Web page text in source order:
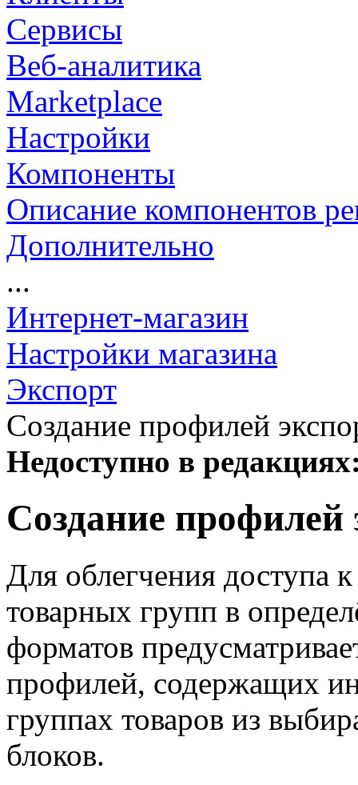
Сервисы
Веб-аналитика
Marketplace
Настройки
Компоненты
Описание компонентов
Дополнительно
...
Интернет-магазин
Настройки магазина
Экспорт
Создание профилей
Недоступно в
Создание профилей
Для облегчения доступа
товарных групп в
форматов
профилей, содержащих
группах товаров из
блоков.